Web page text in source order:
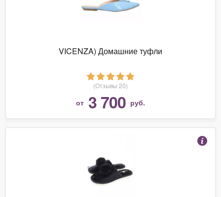
VICENZA) Домашние туфли
(Отзывы 20)
от 3 700 руб.